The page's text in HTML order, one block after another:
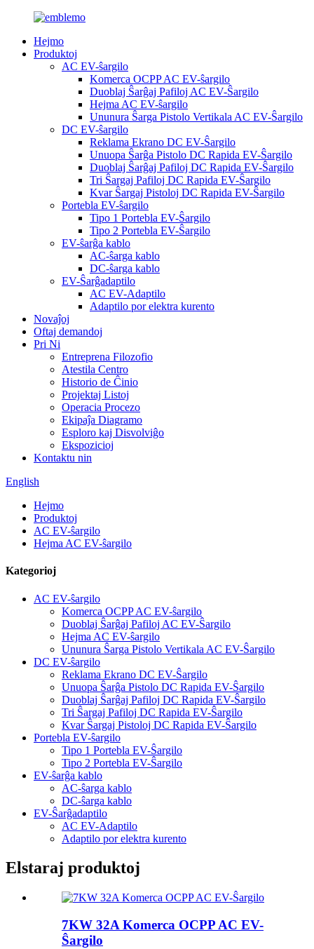
Hejmo
Produktoj
AC EV-ŝargilo
Komerca OCPP AC EV-ŝargilo
Duoblaj Ŝarĝaj Pafiloj AC EV-Ŝargilo
Hejma AC EV-ŝargilo
Ununura Ŝarga Pistolo Vertikala AC EV-Ŝargilo
DC EV-ŝargilo
Reklama Ekrano DC EV-Ŝargilo
Unuopa Ŝarĝa Pistolo DC Rapida EV-Ŝargilo
Duoblaj Ŝarĝaj Pafiloj DC Rapida EV-Ŝargilo
Tri Ŝargaj Pafiloj DC Rapida EV-Ŝargilo
Kvar Ŝargaj Pistoloj DC Rapida EV-Ŝargilo
Portebla EV-ŝargilo
Tipo 1 Portebla EV-Ŝargilo
Tipo 2 Portebla EV-Ŝargilo
EV-ŝarĝa kablo
AC-ŝarga kablo
DC-ŝarga kablo
EV-Ŝarĝadaptilo
AC EV-Adaptilo
Adaptilo por elektra kurento
Novaĵoj
Oftaj demandoj
Pri Ni
Entreprena Filozofio
Atestila Centro
Historio de Ĉinio
Projektaj Listoj
Operacia Procezo
Ekipaĵa Diagramo
Esploro kaj Disvolviĝo
Ekspozicioj
Kontaktu nin
English
Hejmo
Produktoj
AC EV-ŝargilo
Hejma AC EV-ŝargilo
Kategorioj
AC EV-ŝargilo
Komerca OCPP AC EV-ŝargilo
Duoblaj Ŝarĝaj Pafiloj AC EV-Ŝargilo
Hejma AC EV-ŝargilo
Ununura Ŝarga Pistolo Vertikala AC EV-Ŝargilo
DC EV-ŝargilo
Reklama Ekrano DC EV-Ŝargilo
Unuopa Ŝarĝa Pistolo DC Rapida EV-Ŝargilo
Duoblaj Ŝarĝaj Pafiloj DC Rapida EV-Ŝargilo
Tri Ŝargaj Pafiloj DC Rapida EV-Ŝargilo
Kvar Ŝargaj Pistoloj DC Rapida EV-Ŝargilo
Portebla EV-ŝargilo
Tipo 1 Portebla EV-Ŝargilo
Tipo 2 Portebla EV-Ŝargilo
EV-ŝarĝa kablo
AC-ŝarga kablo
DC-ŝarga kablo
EV-Ŝarĝadaptilo
AC EV-Adaptilo
Adaptilo por elektra kurento
Elstaraj produktoj
7KW 32A Komerca OCPP AC EV-
Ŝargilo